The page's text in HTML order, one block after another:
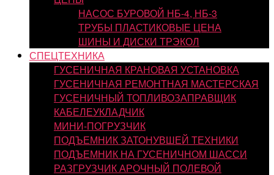
НАСОС БУРОВОЙ НБ-4, НБ-3
ТРУБЫ ПЛАСТИКОВЫЕ ЦЕНА
ШИНЫ И ДИСКИ ТРЭКОЛ
СПЕЦТЕХНИКА
ГУСЕНИЧНАЯ КРАНОВАЯ УСТАНОВКА
ГУСЕНИЧНАЯ РЕМОНТНАЯ МАСТЕРСКАЯ
ГУСЕНИЧНЫЙ ТОПЛИВОЗАПРАВЩИК
КАБЕЛЕУКЛАДЧИК
МИНИ-ПОГРУЗЧИК
ПОДЪЕМНИК ЗАТОНУВШЕЙ ТЕХНИКИ
ПОДЪЕМНИК НА ГУСЕНИЧНОМ ШАССИ
РАЗГРУЗЧИК АРОЧНЫЙ ПОЛЕВОЙ